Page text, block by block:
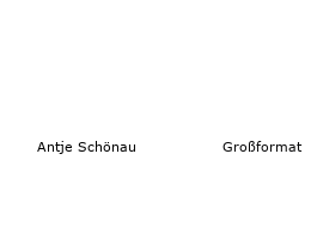
Antje Schönau Großformat